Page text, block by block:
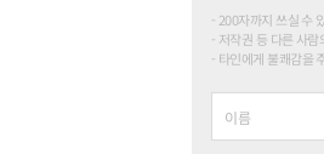
200자까지 쓰실 수
저작권 등 다른 사
타인에게 불쾌감을